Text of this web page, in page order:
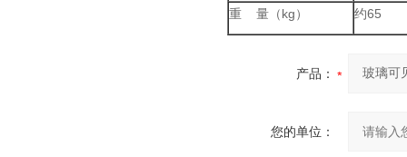
重 量（kg） 约65
产品：
您的单位：